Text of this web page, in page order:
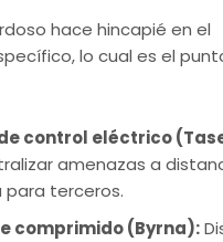
hace hincapié en el
lo cual es el
control eléctrico
amenazas a
para terceros.
comprimido (Byrna):